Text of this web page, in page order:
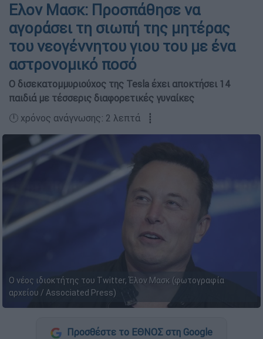
Ελον Μασκ: Προσπάθησε να
αγοράσει τη σιωπή της μητέρας
του νεογέννητου γιου του με ένα
αστρονομικό ποσό
Ο δισεκατομμυριούχος της Tesla έχει αποκτήσει 14
παιδιά με τέσσερις διαφορετικές γυναίκες
🕛 χρόνος ανάγνωσης: 2 λεπτά ┋
Ο νέος ιδιοκτήτης του Twitter, Έλον Μασκ (φωτογραφία
αρχείου / Associated Press)
Προσθέστε το ΕΘΝΟΣ στη Google